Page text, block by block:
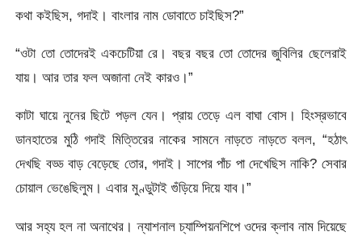
কথা কইছিস, গদাই। বাংলার নাম ডোবাতে চাইছিস?”
“ওটা তো তোদেরই একচেটিয়া রে। বছর বছর তো তোদের জুবিলির ছেলেরাই
যায়। আর তার ফল অজানা নেই কারও।”
কাটা ঘায়ে নুনের ছিটে পড়ল যেন। প্রায় তেড়ে এল বাঘা বোস। হিংস্রভাবে
ডানহাতের মুঠি গদাই মিত্তিরের নাকের সামনে নাড়তে নাড়তে বলল, “হঠাৎ
দেখছি বড্ড বাড় বেড়েছে তোর, গদাই। সাপের পাঁচ পা দেখেছিস নাকি? সেবার
চোয়াল ভেঙেছিলুম। এবার মুণ্ডুটাই গুঁড়িয়ে দিয়ে যাব।”
আর সহ্য হল না অনাথের। ন্যাশনাল চ্যাম্পিয়নশিপে ওদের ক্লাব নাম দিয়েছে